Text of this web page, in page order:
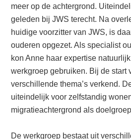
meer op de achtergrond.
geleden bij JWS terecht. Na
huidige voorzitter van JWS, is
ouderen opgezet. Als specialist
kon Anne haar expertise
werkgroep gebruiken. Bij de start
verschillende thema’s verkend.
uiteindelijk voor zelfstandig
migratieachtergrond als
De werkgroep bestaat uit